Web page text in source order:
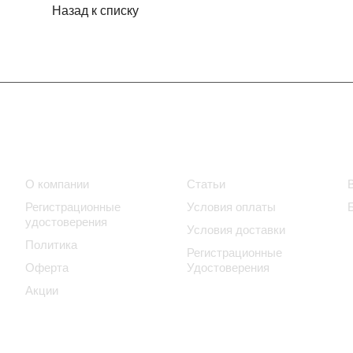
Назад к списку
О компании
Регистрационные
удостоверения
Политика
Оферта
Акции
Статьи
Условия оплаты
Условия доставки
Регистрационные
Удостоверения